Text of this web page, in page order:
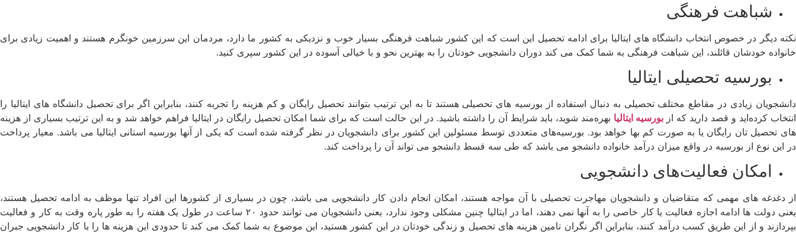
شباهت فرهنگی
نکته دیگر در خصوص انتخاب دانشگاه‌ های ایتالیا برای ادامه تحصیل این است که این کشور شباهت فرهنگی بسیار خوب و نزدیکی به کشور ما دارد، مردمان این سرزمین خونگرم هستند و اهمیت زیادی برای
خانواده خودشان قائلند، این شباهت فرهنگی به شما کمک می‌ کند دوران دانشجویی خودتان را به بهترین نحو و با خیالی آسوده در این کشور سپری کنید.
بورسیه تحصیلی ایتالیا
دانشجویان زیادی در مقاطع مختلف تحصیلی به دنبال استفاده از بورسیه‌ های تحصیلی هستند تا به این ترتیب بتوانند تحصیل رایگان و کم هزینه را تجربه کنند، بنابراین اگر برای تحصیل دانشگاه‌ های ایتالیا را
انتخاب کرده‌اید و قصد دارید که ازبورسیه ایتالیا بهره‌مند شوید، باید شرایط آن را داشته باشید. در این حالت است که برای شما امکان تحصیل رایگان در ایتالیا فراهم خواهد شد و به این ترتیب بسیاری از هزینه‌
های تحصیل‌ تان رایگان یا به صورت کم بها خواهد بود. بورسیه‌های متعددی توسط مسئولین این کشور برای دانشجویان در نظر گرفته شده است که یکی از آنها بورسیه استانی ایتالیا می‌ باشد. معیار پرداخت
در این نوع از بورسیه در واقع میزان درآمد خانواده دانشجو می‌ باشد که طی سه قسط دانشجو می‌ تواند آن را پرداخت کند.
امکان فعالیت‌های دانشجویی
از دغدغه‌ های مهمی که متقاضیان و دانشجویان مهاجرت تحصیلی با آن مواجه هستند، امکان انجام دادن کار دانشجویی می‌ باشد، چون در بسیاری از کشورها این افراد تنها موظف به ادامه تحصیل هستند،
یعنی دولت‌ ها ادامه اجازه فعالیت یا کار خاصی را به آنها نمی‌ دهند، اما در ایتالیا چنین مشکلی وجود ندارد، یعنی دانشجویان می‌ توانند حدود ۲۰ ساعت در طول یک هفته را به طور پاره وقت به کار و فعالیت
بپردازند و از این طریق کسب درآمد کنند، بنابراین اگر نگران تامین هزینه‌ های تحصیل و زندگی خودتان در این کشور هستید، این موضوع به شما کمک می‌ کند تا حدودی این هزینه‌ ها را با کار دانشجویی جبران